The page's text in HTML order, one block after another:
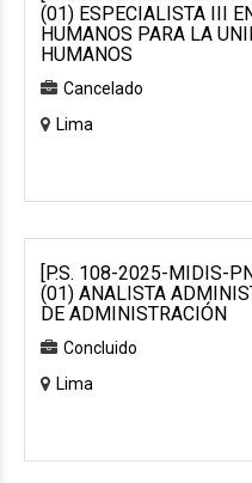
(01) ESPECIALISTA III
HUMANOS PARA LA
HUMANOS
Cancelado
Lima
[P.S. 108-2025-MIDIS-
(01) ANALISTA
DE ADMINISTRACIÓN
Concluido
Lima